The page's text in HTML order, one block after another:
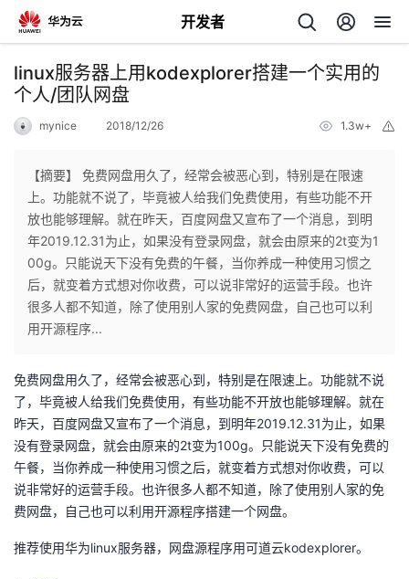
开发者
返
回
个
人
主
我
的
发
者
我
linux服务器上用kodexplorer搭建一个实用的
个人/团队网盘
mynice 2018/12/26 1.3w+
【摘要】 免费网盘用久了，经常会被恶心到，特别是在限速
上。功能就不说了，毕竟被人给我们免费使用，有些功能不开
放也能够理解。就在昨天，百度网盘又宣布了一个消息，到明
年2019.12.31为止，如果没有登录网盘，就会由原来的2t变为1
00g。只能说天下没有免费的午餐，当你养成一种使用习惯之
后，就变着方式想对你收费，可以说非常好的运营手段。也许
很多人都不知道，除了使用别人家的免费网盘，自己也可以利
用开源程序...
免费网盘用久了，经常会被恶心到，特别是在限速上。功能就不说
了，毕竟被人给我们免费使用，有些功能不开放也能够理解。就在
昨天，百度网盘又宣布了一个消息，到明年2019.12.31为止，如果
没有登录网盘，就会由原来的2t变为100g。只能说天下没有免费的
午餐，当你养成一种使用习惯之后，就变着方式想对你收费，可以
说非常好的运营手段。也许很多人都不知道，除了使用别人家的免
费网盘，自己也可以利用开源程序搭建一个网盘。
推荐使用华为linux服务器，网盘源程序用可道云kodexplorer。